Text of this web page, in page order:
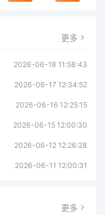
更多
2026-06-18 11:58:43
2026-06-17 12:34:52
2026-06-16 12:25:15
2026-06-15 12:00:30
2026-06-12 12:26:28
2026-06-11 12:00:31
更多